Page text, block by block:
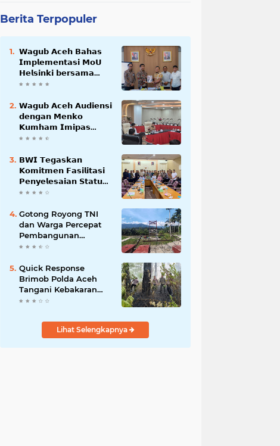
Berita Terpopuler
𝗪𝗮𝗴𝘂𝗯 𝗔𝗰𝗲𝗵 𝗕𝗮𝗵𝗮𝘀
𝗜𝗺𝗽𝗹𝗲𝗺𝗲𝗻𝘁𝗮𝘀𝗶 𝗠𝗼𝗨
𝗛𝗲𝗹𝘀𝗶𝗻𝗸𝗶 𝗯𝗲𝗿𝘀𝗮𝗺𝗮
𝗦𝗲𝗸𝗿𝗲𝘁𝗮𝗿𝗶𝗮𝘁 𝗡𝗲𝗴𝗮𝗿𝗮
𝗪𝗮𝗴𝘂𝗯 𝗔𝗰𝗲𝗵 𝗔𝘂𝗱𝗶𝗲𝗻𝘀𝗶
𝗱𝗲𝗻𝗴𝗮𝗻 𝗠𝗲𝗻𝗸𝗼
𝗞𝘂𝗺𝗵𝗮𝗺 𝗜𝗺𝗶𝗽𝗮𝘀
𝗧𝗲𝗿𝗸𝗮𝗶𝘁 𝗦𝘁𝗮𝘁𝘂𝘀 𝗪𝗮𝗸𝗮𝗳
𝗕𝗪𝗜 𝗧𝗲𝗴𝗮𝘀𝗸𝗮𝗻
𝗞𝗼𝗺𝗶𝘁𝗺𝗲𝗻 𝗙𝗮𝘀𝗶𝗹𝗶𝘁𝗮𝘀𝗶
𝗣𝗲𝗻𝘆𝗲𝗹𝗲𝘀𝗮𝗶𝗮𝗻 𝗦𝘁𝗮𝘁𝘂𝘀
𝗪𝗮𝗸𝗮𝗳 𝗕𝗹𝗮𝗻𝗴 𝗣𝗮𝗱𝗮𝗻𝗴
Gotong Royong TNI
dan Warga Percepat
Pembangunan
Jembatan Gantung
Aceh Tenggara
Quick Response
Brimob Polda Aceh
Tangani Kebakaran
Hutan di Lembah
Lihat Selengkapnya